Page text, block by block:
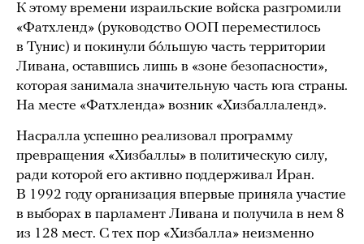
К этому времени израильские войска разгромили
«Фатхленд» (руководство ООП переместилось
в Тунис) и покинули бóльшую часть территории
Ливана, оставшись лишь в «зоне безопасности»,
которая занимала значительную часть юга страны.
На месте «Фатхленда» возник «Хизбаллаленд».
Насралла успешно реализовал программу
превращения «Хизбаллы» в политическую силу,
ради которой его активно поддерживал Иран.
В 1992 году организация впервые приняла участие
в выборах в парламент Ливана и получила в нем 8
из 128 мест. С тех пор «Хизбалла» неизменно